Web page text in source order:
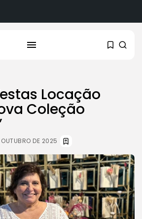
Locação
Coleção
OUTUBRO DE 2025